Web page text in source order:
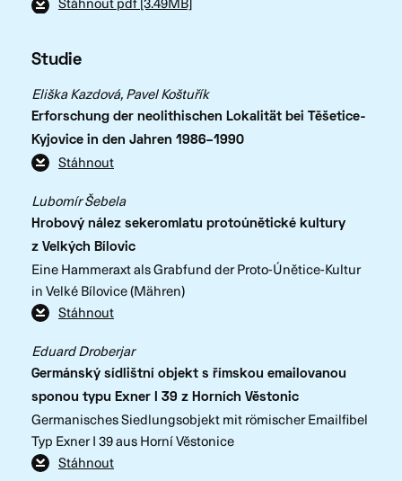
Studie
Eliška Kazdová, Pavel Koštuřík
Erforschung der neolithischen Lokalität bei Těšetice-
Kyjovice in den Jahren 1986–1990
Stáhnout
Lubomír Šebela
Hrobový nález sekeromlatu protoúnětické kultury
z Velkých Bílovic
Eine Hammeraxt als Grabfund der Proto-Únětice-Kultur
in Velké Bílovice (Mähren)
Stáhnout
Eduard Droberjar
Germánský sídlištní objekt s římskou emailovanou
sponou typu Exner I 39 z Horních Věstonic
Germanisches Siedlungsobjekt mit römischer Emailfibel
Typ Exner I 39 aus Horní Věstonice
Stáhnout